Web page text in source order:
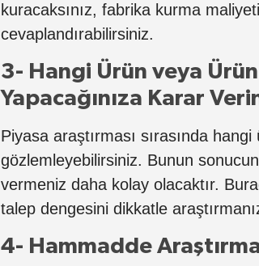
kuracaksınız, fabrika kurma
cevaplandırabilirsiniz.
3- Hangi Ürün veya
Yapacağınıza Karar
Piyasa araştırması sırasında
gözlemleyebilirsiniz. Bunun
vermeniz daha kolay olacaktır.
talep dengesini dikkatle
4- Hammadde